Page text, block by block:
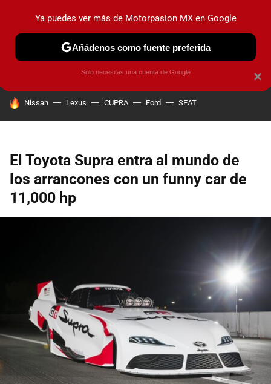
PRUEBAS INDUSTRIA HOY NO CIRCULA
HOY SE HABLA DE
Nissan Lexus CUPRA Ford SEAT
El Toyota Supra entra al mundo de
los arrancones con un funny car de
11,000 hp
×
Ya puedes ver más de Motorpasion MX en Google
Añádenos como fuente preferida
Solo necesitas una cuenta de Google